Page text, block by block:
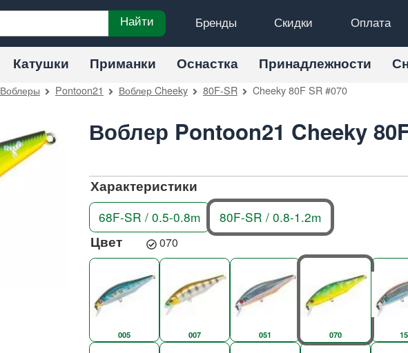
Бренды Скидки Оплата
Найти
Катушки Приманки Оснастка Принадлежности
Воблеры Pontoon21 Воблер Cheeky 80F-SR Cheeky 80F SR #070
Воблер Pontoon21 Cheeky
Характеристики
68F-SR / 0.5-0.8m 80F-SR / 0.8-1.2m
Цвет 070
005 007 051 070